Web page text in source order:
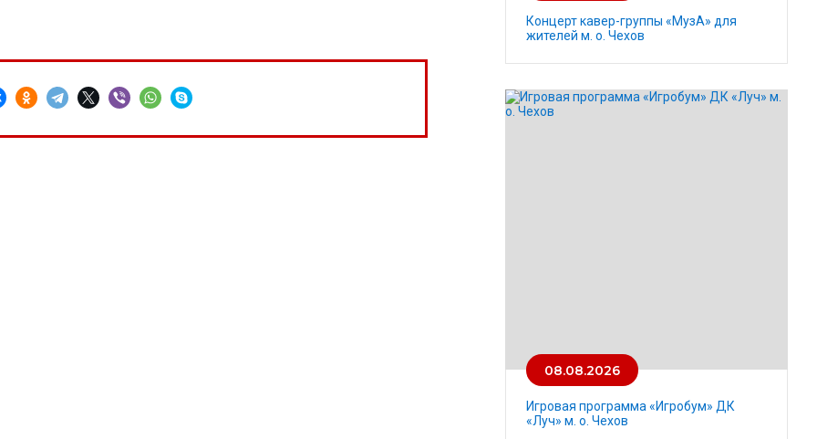
Концерт кавер-группы «МузА» для
жителей м. о. Чехов
08.08.2026
Игровая программа «Игробум» ДК
«Луч» м. о. Чехов